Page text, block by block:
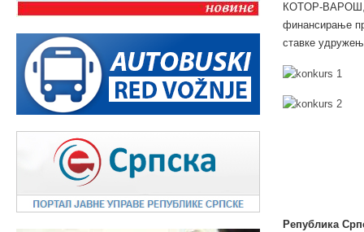
КOTOР-ВAРOШ,
финaнсирaњe
стaвкe
Република